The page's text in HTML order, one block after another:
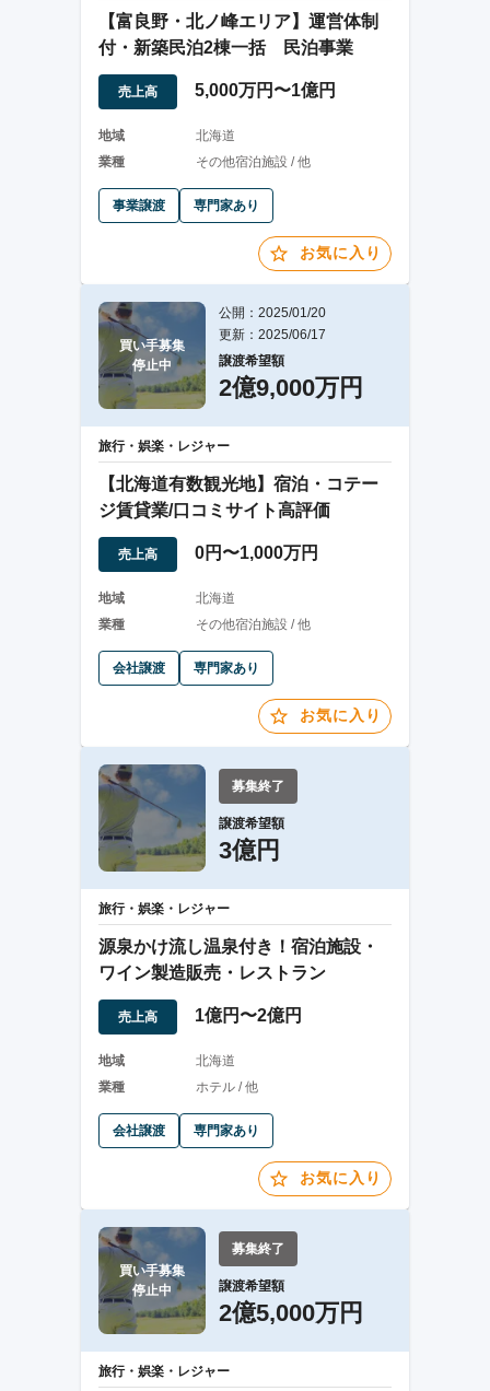
【富良野・北ノ峰エリア】運営体制
付・新築民泊2棟一括 民泊事業
売上高 5,000万円〜1億円
地域
北海道
業種
その他宿泊施設 / 他
事業譲渡 専門家あり
お気に入り
買い手募集
停止中
公開：2025/01/20
更新：2025/06/17
譲渡希望額
2億9,000万円
旅行・娯楽・レジャー
【北海道有数観光地】宿泊・コテー
ジ賃貸業/口コミサイト高評価
売上高 0円〜1,000万円
地域
北海道
業種
その他宿泊施設 / 他
会社譲渡 専門家あり
お気に入り
募集終了
譲渡希望額
3億円
旅行・娯楽・レジャー
源泉かけ流し温泉付き！宿泊施設・
ワイン製造販売・レストラン
売上高 1億円〜2億円
地域
北海道
業種
ホテル / 他
会社譲渡 専門家あり
お気に入り
買い手募集
停止中
募集終了
譲渡希望額
2億5,000万円
旅行・娯楽・レジャー